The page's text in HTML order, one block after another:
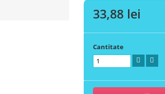
33,88 lei
Cantitate